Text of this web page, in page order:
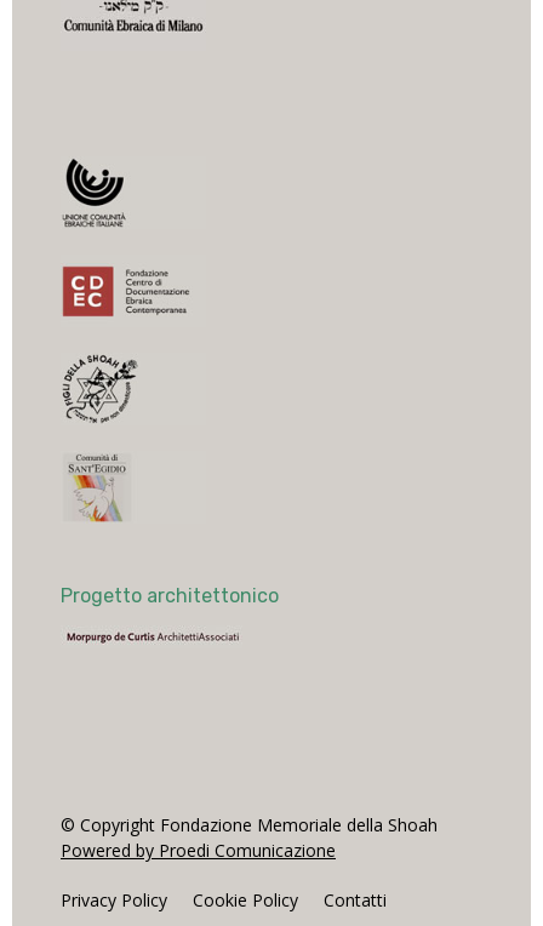
Progetto architettonico
© Copyright Fondazione Memoriale della Shoah
Powered by Proedi Comunicazione
Privacy Policy Cookie Policy Contatti